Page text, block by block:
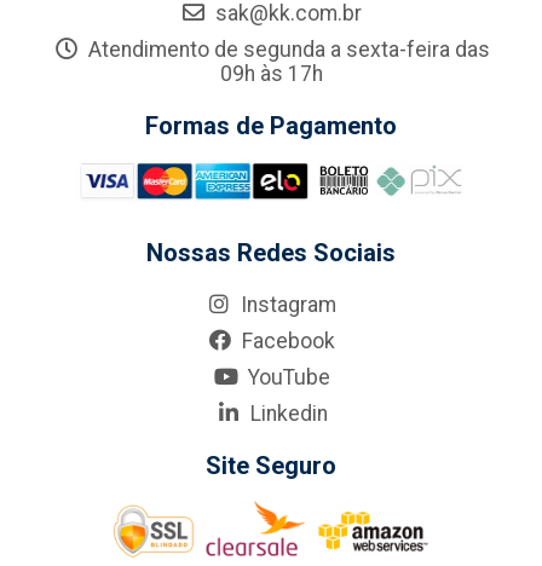
sak@kk.com.br
Atendimento de segunda a sexta-feira das
09h às 17h
Formas de Pagamento
Nossas Redes Sociais
Instagram
Facebook
YouTube
Linkedin
Site Seguro